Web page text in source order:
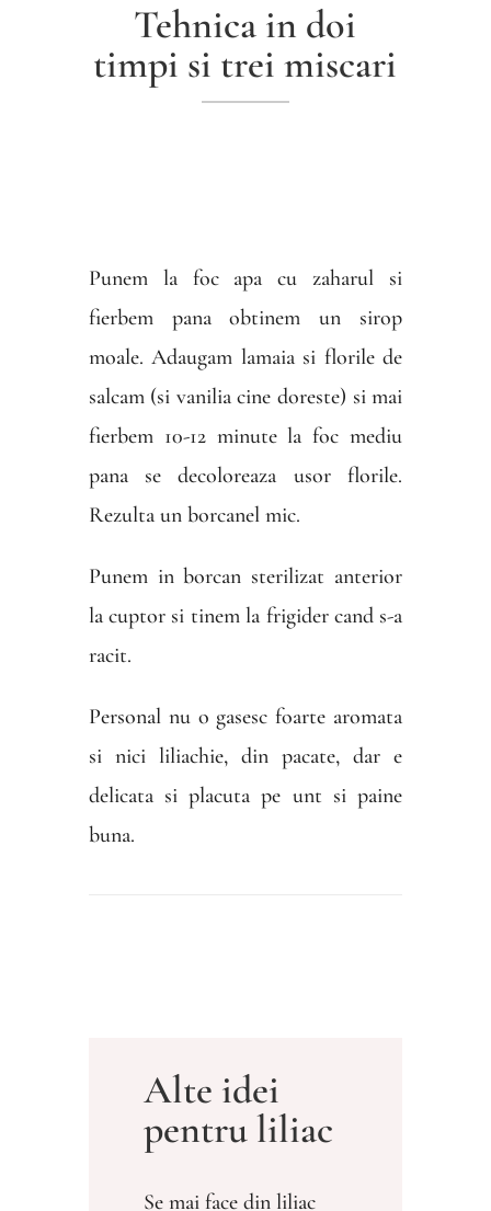
Tehnica in doi
timpi si trei miscari
Punem la foc apa cu zaharul si
fierbem pana obtinem un sirop
moale. Adaugam lamaia si florile de
salcam (si vanilia cine doreste) si mai
fierbem 10-12 minute la foc mediu
pana se decoloreaza usor florile.
Rezulta un borcanel mic.
Punem in borcan sterilizat anterior
la cuptor si tinem la frigider cand s-a
racit.
Personal nu o gasesc foarte aromata
si nici liliachie, din pacate, dar e
delicata si placuta pe unt si paine
buna.
Alte idei
pentru liliac
Se mai face din liliac